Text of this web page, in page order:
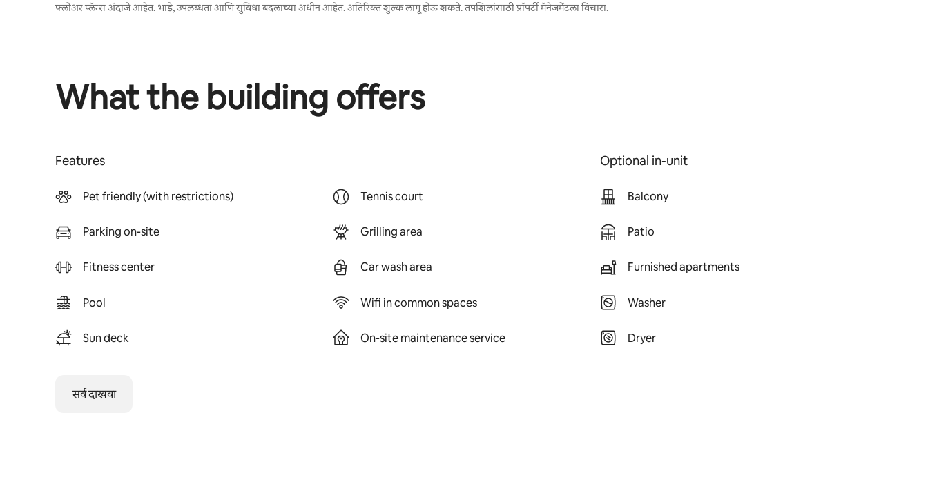
फ्लोअर प्लॅन्स अंदाजे आहेत. भाडे, उपलब्धता आणि सुविधा बदलाच्या अधीन आहेत. अतिरिक्त शुल्क लागू होऊ शकते. तपशिलांसाठी प्रॉपर्टी मॅनेजमेंटला विचारा.
What the building offers
Features
Pet friendly (with restrictions)
Parking on-site
Fitness center
Pool
Sun deck
Tennis court
Grilling area
Car wash area
Wifi in common spaces
On-site maintenance service
Optional in-unit
Balcony
Patio
Furnished apartments
Washer
Dryer
सर्व दाखवा